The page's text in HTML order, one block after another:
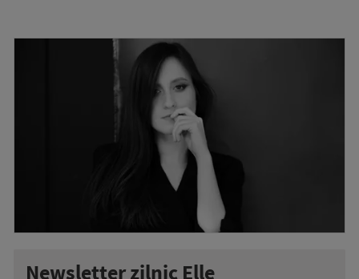
Newsletter zilnic Elle